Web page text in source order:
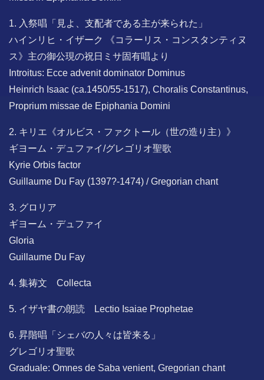
1. 入祭唱「見よ、支配者である主が来られた」
ハインリヒ・イザーク 《コラーリス・コンスタンティヌ
ス》主の御公現の祝日ミサ固有唱より
Introitus: Ecce advenit dominator Dominus
Heinrich Isaac (ca.1450/55-1517), Choralis Constantinus,
Proprium missae de Epiphania Domini
2. キリエ《オルビス・ファクトール（世の造り主）》
ギヨーム・デュファイ/グレゴリオ聖歌
Kyrie Orbis factor
Guillaume Du Fay (1397?-1474) / Gregorian chant
3. グロリア
ギヨーム・デュファイ
Gloria
Guillaume Du Fay
4. 集祷文 Collecta
5. イザヤ書の朗読 Lectio Isaiae Prophetae
6. 昇階唱「シェバの人々は皆来る」
グレゴリオ聖歌
Graduale: Omnes de Saba venient, Gregorian chant